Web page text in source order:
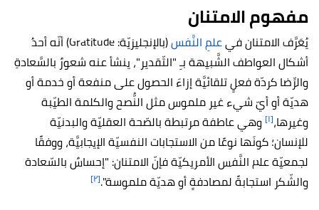
مفهوم الامتنان
يُعَرَّف الامتنان فيعلمِ النَّفس
(بالإنجليزيّة: Gratitude) أنّه أحدُ
أشكال العواطف الشَّبيهة بـِ "التّقدير"، ينشأ عنه شعورٌ بالسَّعادةِ
والرِّضا كردّة فعلٍ تلقائيَّة إزاءَ الحصول على منفعة أو خدمة أو
هديّة أو أيّ شيء غير ملموس مثل النُّصح والكلمة الطيّبة
وغيرها،[١] وهي عاطفة مرتبطة بالصّحة العقليّة والبدنيّة
للإنسان؛ كونَها نوعًا من الاستجابات النفسيّة الإيجابيَّة، ووفقًا
لجمعيّة علم النَّفس الأمريكيّة فإنّ الامتنان: "إحساسٌ بالسّعادة
والشّكر استجابةً لمصادفةٍ أو هديّة ملموسة".[٢]